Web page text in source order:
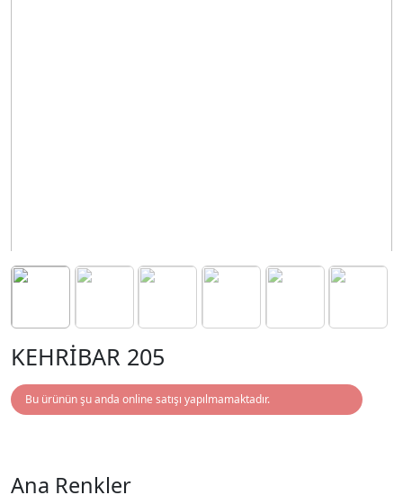
KEHRİBAR 205
Bu ürünün şu anda online satışı yapılmamaktadır.
Ana Renkler